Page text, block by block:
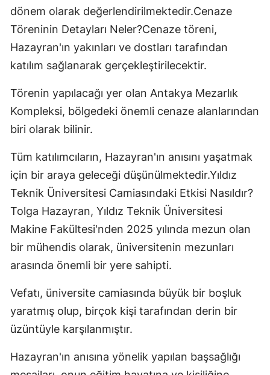
dönem olarak değerlendirilmektedir.Cenaze
Töreninin Detayları Neler?Cenaze töreni,
Hazayran'ın yakınları ve dostları tarafından
katılım sağlanarak gerçekleştirilecektir.
Törenin yapılacağı yer olan Antakya Mezarlık
Kompleksi, bölgedeki önemli cenaze alanlarından
biri olarak bilinir.
Tüm katılımcıların, Hazayran'ın anısını yaşatmak
için bir araya geleceği düşünülmektedir.Yıldız
Teknik Üniversitesi Camiasındaki Etkisi Nasıldır?
Tolga Hazayran, Yıldız Teknik Üniversitesi
Makine Fakültesi'nden 2025 yılında mezun olan
bir mühendis olarak, üniversitenin mezunları
arasında önemli bir yere sahipti.
Vefatı, üniversite camiasında büyük bir boşluk
yaratmış olup, birçok kişi tarafından derin bir
üzüntüyle karşılanmıştır.
Hazayran'ın anısına yönelik yapılan başsağlığı